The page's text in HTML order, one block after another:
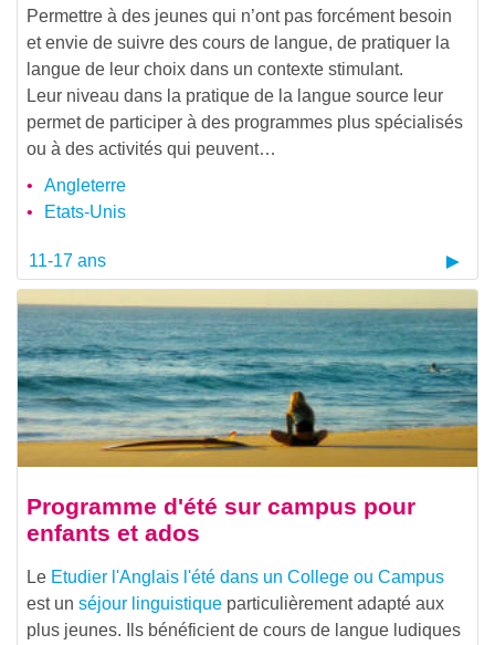
Permettre à des jeunes qui n’ont pas forcément besoin
et envie de suivre des cours de langue, de pratiquer la
langue de leur choix dans un contexte stimulant.
Leur niveau dans la pratique de la langue source leur
permet de participer à des programmes plus spécialisés
ou à des activités qui peuvent…
Angleterre
Etats-Unis
11-17 ans
Programme d'été sur campus pour
enfants et ados
Le Etudier l'Anglais l'été dans un College ou Campus
est un séjour linguistique particulièrement adapté aux
plus jeunes. Ils bénéficient de cours de langue ludiques